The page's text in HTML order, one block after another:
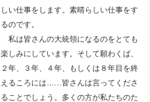
しい仕事をします。素晴らしい仕事をす
るのです。
私は皆さんの大統領になるのをとても
楽しみにしています。そして願わくば、
２年、３年、４年、もしくは８年目を終
えるころには……皆さんは言ってくださ
ることでしょう。多くの方が私たちのた